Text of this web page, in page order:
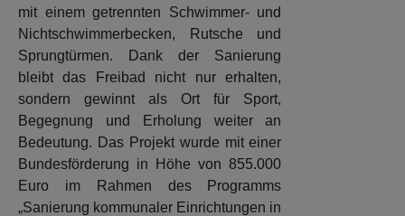
mit einem getrennten Schwimmer- und
Nichtschwimmerbecken, Rutsche und
Sprungtürmen. Dank der Sanierung
bleibt das Freibad nicht nur erhalten,
sondern gewinnt als Ort für Sport,
Begegnung und Erholung weiter an
Bedeutung. Das Projekt wurde mit einer
Bundesförderung in Höhe von 855.000
Euro im Rahmen des Programms
„Sanierung kommunaler Einrichtungen in